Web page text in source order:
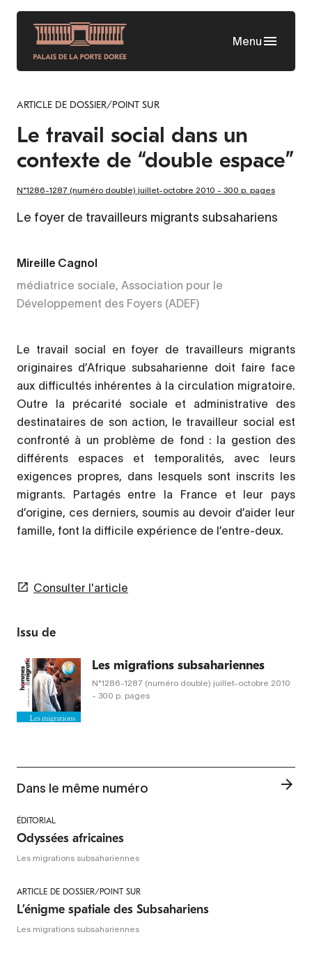
Aller
contenu
principal
Menu
ARTICLE DE DOSSIER/POINT SUR
Le travail social dans un
contexte de “double espace”
N°1286-1287 (numéro double) juillet-octobre 2010 - 300 p. pages
Le foyer de travailleurs migrants subsahariens
Mireille Cagnol
médiatrice sociale, Association pour le
Développement des Foyers (ADEF)
Le travail social en foyer de travailleurs migrants
originaires d’Afrique subsaharienne doit faire face
aux difficultés inhérentes à la circulation migratoire.
Outre la précarité sociale et administrative des
destinataires de son action, le travailleur social est
confronté à un problème de fond : la gestion des
différents espaces et temporalités, avec leurs
exigences propres, dans lesquels sont inscrits les
migrants. Partagés entre la France et leur pays
d’origine, ces derniers, soumis au devoir d’aider leur
famille, font la difficile expérience de l’entre-deux.
Consulter l'article
Issu de
Les migrations subsahariennes
N°1286-1287 (numéro double) juillet-octobre 2010
- 300 p. pages
Dans le même numéro
ÉDITORIAL
Odyssées africaines
Les migrations subsahariennes
ARTICLE DE DOSSIER/POINT SUR
L’énigme spatiale des Subsahariens
Les migrations subsahariennes